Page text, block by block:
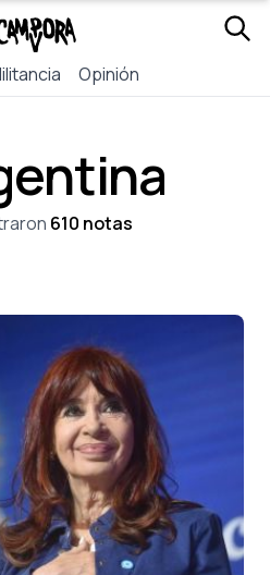
Opinión
610 notas